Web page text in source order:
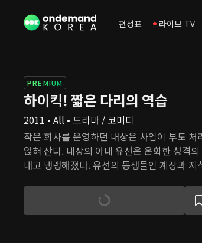
편성표 라이브 TV
PREMIUM
하이킥! 짧은 다리의 역습
2011 • All • 드라마 / 코미디
작은 회사를 운영하던 내상은 사업이 부도
얹혀 산다. 내상의 아내 유선은 온화한 성격
내고 냉랭해졌다. 유선의 동생들인 계상과
선과 조카 지원, 후배 진희, 하선의 직장 동료
앤이 일하는 학교에 종석, 수정, 지원이 다니